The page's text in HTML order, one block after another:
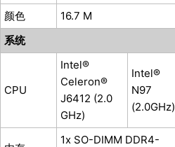
颜色
16.7 M
系统
CPU
Intel®
Celeron®
J6412 (2.0
GHz)
Intel®
N97
(2.0GHz)
1x SO-DIMM DDR4-